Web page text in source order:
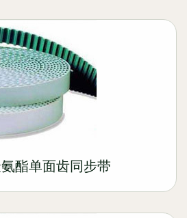
酯单面齿同步带